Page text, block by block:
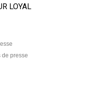
LOYAL
de presse